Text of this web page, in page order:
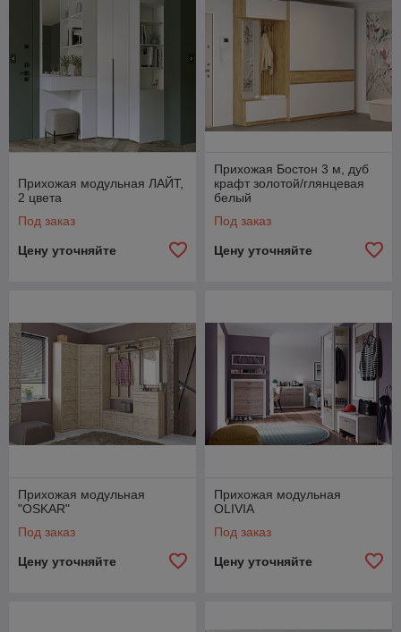
Прихожая модульная ЛАЙТ,
2 цвета
Под заказ
Цену уточняйте
Прихожая Бостон 3 м, дуб
крафт золотой/глянцевая
белый
Под заказ
Цену уточняйте
Прихожая модульная
"OSKAR"
Под заказ
Цену уточняйте
Прихожая модульная
OLIVIA
Под заказ
Цену уточняйте